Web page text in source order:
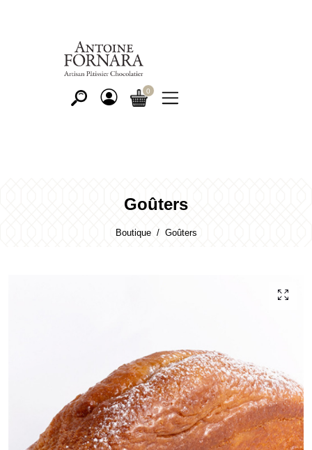
Goûters
Boutique Goûters